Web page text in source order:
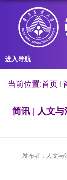
进入导航
当前位置:首页
简讯 | 人文与
发布者：人文与